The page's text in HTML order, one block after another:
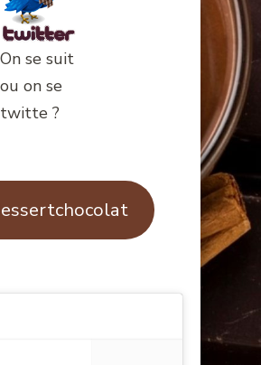
On se suit
ou on se
twitte ?